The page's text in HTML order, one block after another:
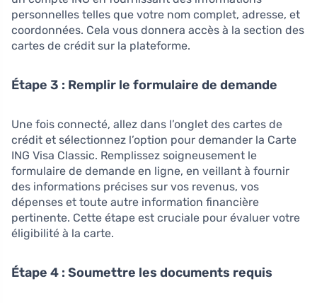
personnelles telles que votre nom complet, adresse, et
coordonnées. Cela vous donnera accès à la section des
cartes de crédit sur la plateforme.
Étape 3 : Remplir le formulaire de demande
Une fois connecté, allez dans l’onglet des cartes de
crédit et sélectionnez l’option pour demander la Carte
ING Visa Classic. Remplissez soigneusement le
formulaire de demande en ligne, en veillant à fournir
des informations précises sur vos revenus, vos
dépenses et toute autre information financière
pertinente. Cette étape est cruciale pour évaluer votre
éligibilité à la carte.
Étape 4 : Soumettre les documents requis